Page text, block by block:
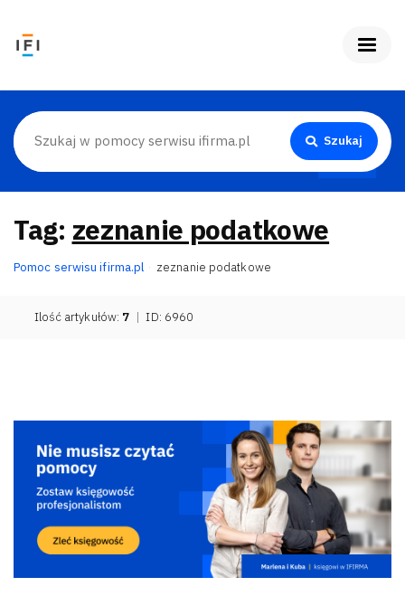
Szukaj
Tag: zeznanie podatkowe
Pomoc serwisu ifirma.pl zeznanie podatkowe
Ilość artykułów: 7 | ID: 6960